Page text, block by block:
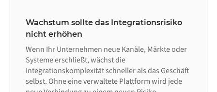
Wachstum sollte das Integrationsrisiko
nicht erhöhen
Wenn Ihr Unternehmen neue Kanäle, Märkte oder
Systeme erschließt, wächst die
Integrationskomplexität schneller als das Geschäft
selbst. Ohne eine verwaltete Plattform wird jede